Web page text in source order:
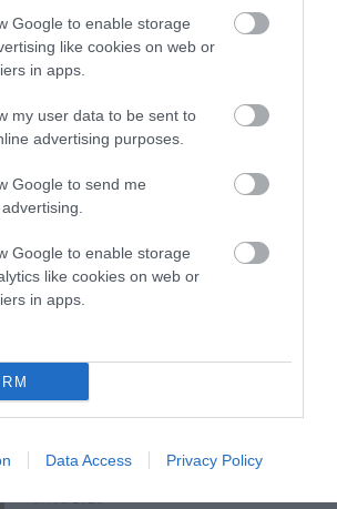
Google to enable storage
like cookies on web or
in apps.
my user data to be sent to
advertising purposes.
Google to send me
Google to enable storage
like cookies on web or
in apps.
Data Access Privacy Policy
«ΤΕΛΕΥΤΑΙΟ ΜΠΑΡΚΟ» ΤΟΥ
ΒΙΔΑΛΗ
στη Ραφήνα. Φωτογραφίες από την
της ώρας…
Άρθρα
ΦΕΣΤΙΒΑΛ ΑΝΔΡΟΥ: Ένα
βαθυστόχαστο έργο του
ΤΟ ΜΕΓΑΛΥΤΕΡΟ
Του Σωτήρος στην Άρνη!…